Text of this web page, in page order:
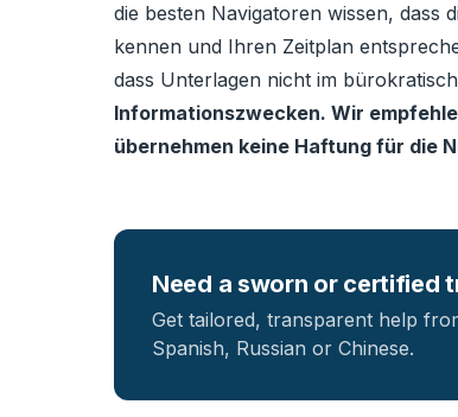
die besten Navigatoren wissen, dass
kennen und Ihren Zeitplan
dass Unterlagen nicht im
Informationszwecken. Wir
übernehmen keine Haftung für die
Need a sworn or certified
Get tailored, transparent help
Spanish, Russian or Chinese.